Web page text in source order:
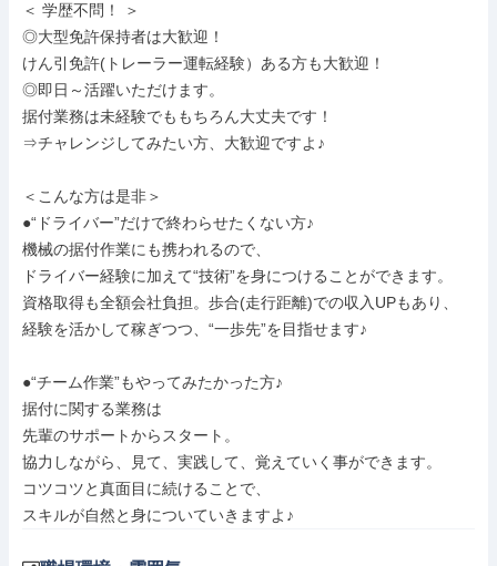
＜ 学歴不問！ ＞
◎大型免許保持者は大歓迎！
けん引免許(トレーラー運転経験）ある方も大歓迎！
◎即日～活躍いただけます。
据付業務は未経験でももちろん大丈夫です！
⇒チャレンジしてみたい方、大歓迎ですよ♪
＜こんな方は是非＞
●“ドライバー”だけで終わらせたくない方♪
機械の据付作業にも携われるので、
ドライバー経験に加えて“技術”を身につけることができます。
資格取得も全額会社負担。歩合(走行距離)での収入UPもあり、
経験を活かして稼ぎつつ、“一歩先”を目指せます♪
●“チーム作業”もやってみたかった方♪
据付に関する業務は
先輩のサポートからスタート。
協力しながら、見て、実践して、覚えていく事ができます。
コツコツと真面目に続けることで、
スキルが自然と身についていきますよ♪